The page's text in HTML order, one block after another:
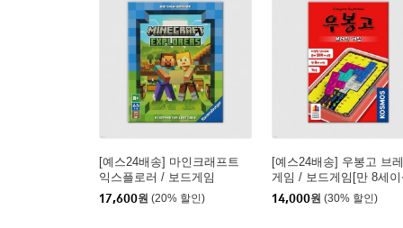
[예스24배송] 마인크래프트
익스플로러 / 보드게임
17,600원 (20% 할인)
[예스24배송] 우봉고 브
게임 / 보드게임[만 8세
명 이상]
14,000원 (30% 할인)